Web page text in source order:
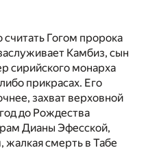
Гогом пророка
Камбиз, сын
сирийского монарха
прикрасах. Его
захват верховной
до Рождества
Дианы Эфесской,
смерть в Табе